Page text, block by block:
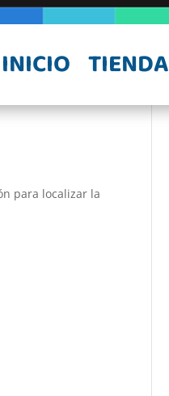
INICIO TIENDA
para localizar la